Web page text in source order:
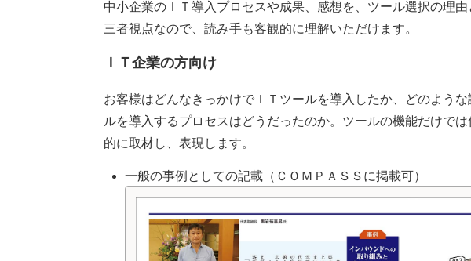
中小企業のＩＴ導入プロセスや成果、感想を、ツール選択の理
三者視点なので、読み手も客観的に理解いただけます。
ＩＴ企業の方向け
お客様はどんなきっかけでＩＴツールを導入したか、どのよう
ルを導入するプロセスはどうだったのか。ツールの機能だけで
的に取材し、表現します。
一般の事例としての記載（ＣＯＭＰＡＳＳに掲載可）